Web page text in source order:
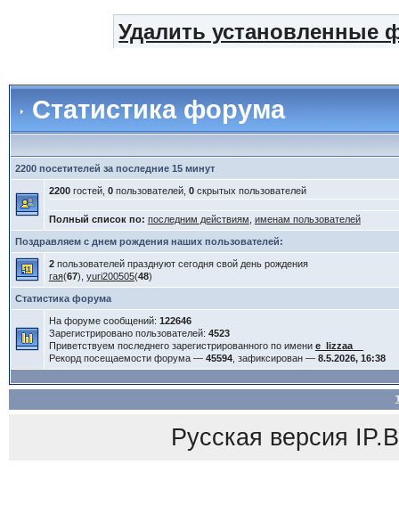
Удалить установленные
Статистика форума
2200 посетителей за последние 15 минут
2200гостей, 0пользователей, 0скрытых пользователей
Полный список по: последним действиям именам пользователей
Поздравляем с днем рождения наших пользователей:
2пользователей празднуют сегодня свой день рождения
гая(67), yuri200505(48)
Статистика форума
На форуме сообщений: 122646
Зарегистрировано пользователей: 4523
Приветствуем последнего зарегистрированного по имени e_lizzaa__
Рекорд посещаемости форума — 45594, зафиксирован — 8.5.2026, 16:38
Русская версия